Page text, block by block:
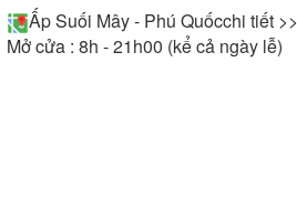
Ấp Suối Mây - Phú Quốcchi tiết >>
Mở cửa : 8h - 21h00 (kể cả ngày lễ)